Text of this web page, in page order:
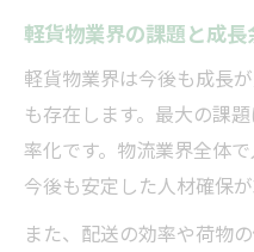
軽貨物業界の課題と成長
軽貨物業界は今後も成長
も存在します。最大の課
率化です。物流業界全体
今後も安定した人材確保が
また、配送の効率や荷物